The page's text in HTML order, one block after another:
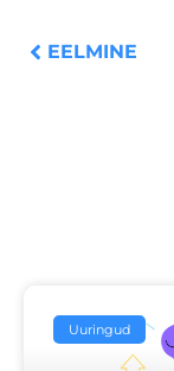
EELMINE
Uuringud